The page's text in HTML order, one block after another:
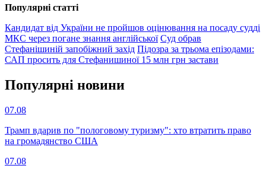
Популярнi статтi
Кандидат від України не пройшов оцінювання на посаду судді
МКС через погане знання англійської Суд обрав
Стефанішиній запобіжний захід Підозра за трьома епізодами:
САП просить для Стефанишиної 15 млн грн застави
Популярнi новини
07.08
Трамп вдарив по "пологовому туризму": хто втратить право
на громадянство США
07.08